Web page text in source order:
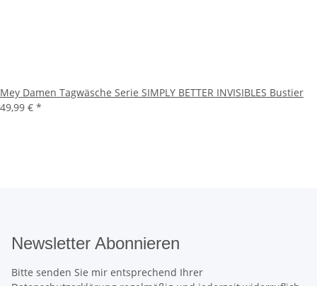
Mey Damen Tagwäsche Serie SIMPLY BETTER INVISIBLES Bustier
49,99 € *
Newsletter Abonnieren
Bitte senden Sie mir entsprechend Ihrer